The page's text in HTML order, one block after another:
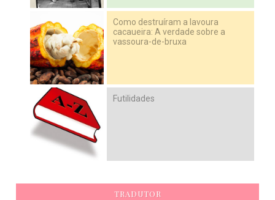
Como destruíram a lavoura
cacaueira: A verdade sobre a
vassoura-de-bruxa
Futilidades
TRADUTOR